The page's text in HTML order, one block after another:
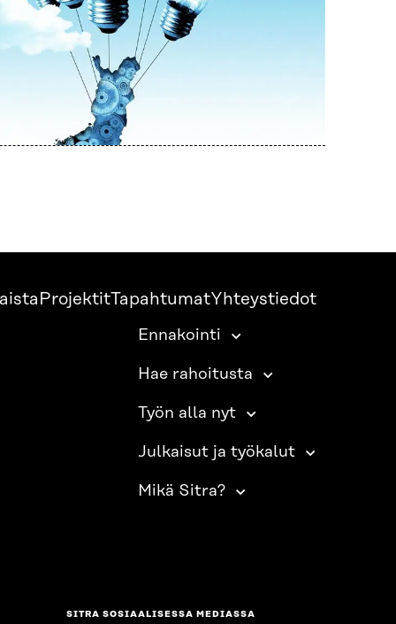
ProjektitTapahtumatYhteystiedot
Ennakointi
Hae rahoitusta
Työn alla nyt
Julkaisut ja työkalut
Mikä Sitra?
SITRA SOSIAALISESSA MEDIASSA